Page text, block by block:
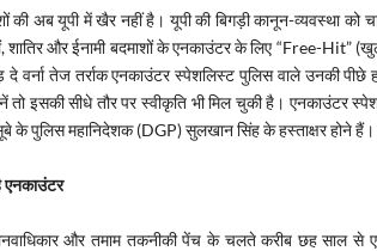
की अब यूपी में खैर नहीं है। यूपी की बिगड़ी कानून-व्यवस्था
शातिर और ईनामी बदमाशों के एनकाउंटर के लिए “Free-
दे वर्ना तेज तर्राक एनकाउंटर स्पेशलिस्ट पुलिस वाले उनकी
तो इसकी सीधे तौर पर स्वीकृति भी मिल चुकी है। एनकाउंटर
के पुलिस महानिदेशक (DGP) सुलखान सिंह के हस्ताक्षर होने हैं।
एनकाउंटर
और तमाम तकनीकी पेंच के चलते करीब छह साल से